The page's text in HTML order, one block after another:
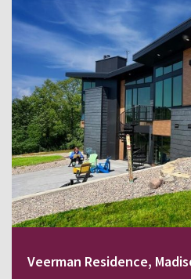
Veerman Residence,